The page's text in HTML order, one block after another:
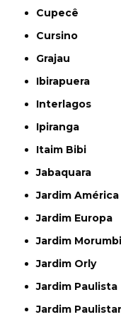
Cupecê
Cursino
Grajau
Ibirapuera
Interlagos
Ipiranga
Itaim Bibi
Jabaquara
Jardim América
Jardim Europa
Jardim Morumbi
Jardim Orly
Jardim Paulista
Jardim